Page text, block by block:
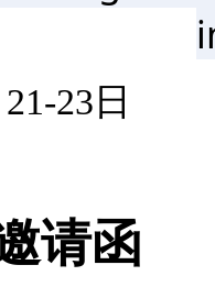
21-23 日
请函